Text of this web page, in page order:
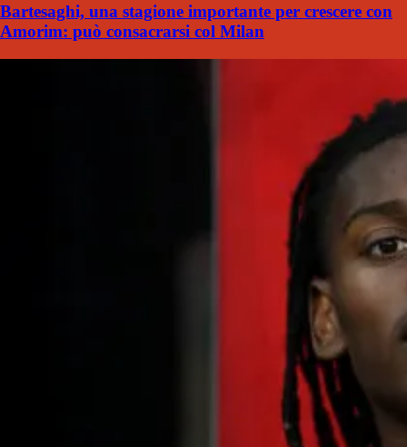
Bartesaghi, una stagione importante per crescere con
Amorim: può consacrarsi col Milan